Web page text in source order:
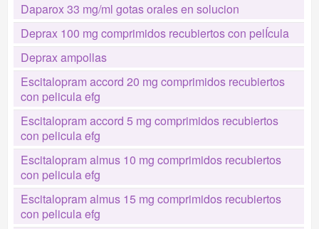
Daparox 33 mg/ml gotas orales en solucion
Deprax 100 mg comprimidos recubiertos con pelÍcula
Deprax ampollas
Escitalopram accord 20 mg comprimidos recubiertos
con pelicula efg
Escitalopram accord 5 mg comprimidos recubiertos
con pelicula efg
Escitalopram almus 10 mg comprimidos recubiertos
con pelicula efg
Escitalopram almus 15 mg comprimidos recubiertos
con pelicula efg